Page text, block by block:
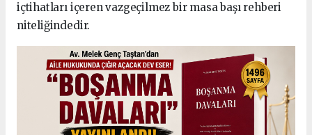
içtihatları içeren vazgeçilmez bir masa başı rehberi
niteliğindedir.